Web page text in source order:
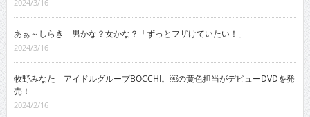
2024/3/16
あぁ～しらき 男かな？女かな？「ずっとフザけていたい！」
2024/3/16
牧野みなた アイドルグループBOCCHI。￼の黄色担当がデビューDVDを発
売！
2024/2/16